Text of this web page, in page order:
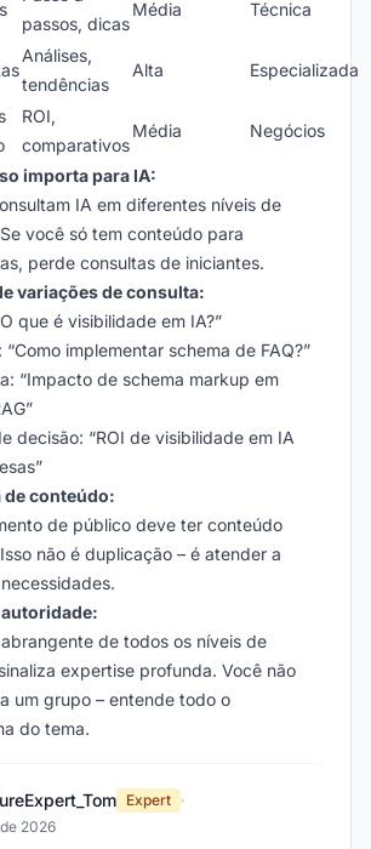
passos, dicas
Média Técnica
Análises,
tendências
Alta Especializada
ROI,
comparativos
Média Negócios
importa para IA:
IA em diferentes níveis de
você só tem conteúdo para
perde consultas de iniciantes.
variações de consulta:
que é visibilidade em IA?”
“Como implementar schema de FAQ?”
“Impacto de schema markup em
decisão: “ROI de visibilidade em IA
de conteúdo:
de público deve ter conteúdo
não é duplicação – é atender a
de todos os níveis de
expertise profunda. Você não
um grupo – entende todo o
do tema.
Expert ·
2026